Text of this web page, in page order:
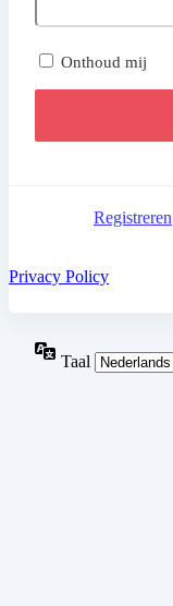
Onthoud mij
Registreren
Privacy Policy
Taal